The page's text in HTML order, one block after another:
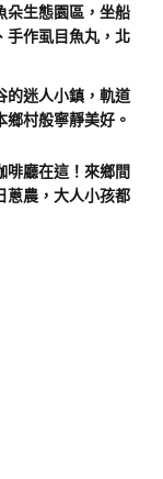
朵生態園區，坐船
手作虱目魚丸，北
的迷人小鎮，軌道
村般寧靜美好。
啡廳在這！來鄉間
蔥農，大人小孩都